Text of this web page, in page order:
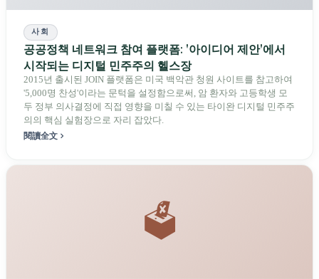
사회
공공정책 네트워크 참여 플랫폼: '아이디어 제안'에서
시작되는 디지털 민주주의 헬스장
2015년 출시된 JOIN 플랫폼은 미국 백악관 청원 사이트를 참고하여
'5,000명 찬성'이라는 문턱을 설정함으로써, 암 환자와 고등학생 모
두 정부 의사결정에 직접 영향을 미칠 수 있는 타이완 디지털 민주주
의의 핵심 실험장으로 자리 잡았다.
閱讀全文
🗳️